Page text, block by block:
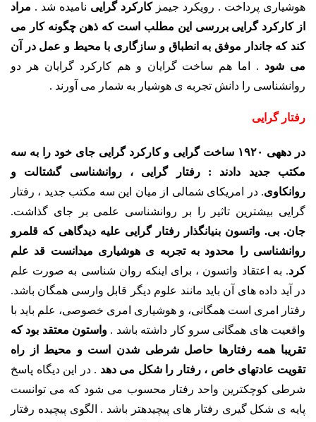
هوشیاری پرداخت . رویکرد جیمزکارکرد گرایی نامیده شد . مراد
از کارکرد گرایی بررسی این مطلب است که ذهن چگونه کار می
کند که جاندار موفق به انطباق و سازگاری با محیط و عمل در آن
می شود . اما هم ساخت گرایان و هم کارکرد گرایان هر دو
روانشناسی را دانش تجربه ی هوشیار به شمار می آورند .
رفتار گرایی
در دهه­ی ۱۹۲۰ ساخت گرایی و کارکرد گرایی جای خود را به سه
مکتب جدید دادند : رفتار گرایی ، روانشناسی گشتالت و
روانکاوی. در امریکای شمالی از میان این سه مکتب جدید ، رفتار
گرایی بیشترین تاثیر را بر روانشناسی علمی بر جای گذاشت.
جان. بی. واتسون بنیانگذار رفتار گرایی علیه دیدگاهی که قلمرو
روانشناسی را محدود به تجربه ی هوشیاری می­دانست قد علم
کرد. به اعتقاد واتسون ، برای اینکه روان شناسی به صورت علم
در آید داده های آن باید مانند علوم دیگر قابل وارسی همگان باشد.
رفتار امری است همگانی، و هوشیاری امری خصوصی، علم باید با
واقعیت های همگانی سرو کار داشته باشد . واستون معتقد بود که
تقریبا همه رفتارها حاصل شرطی شدن است و محیط از راه
تقویت عادتهای خاص ، رفتار را شکل می دهد . در این دیگاه پاسخ
شرطی کوچکترین واحد رفتار محسوب می شود که می توانست
پایه ی شکل گیری رفتار های پیچیده­تر باشد . الگوی پیچیده رفتار